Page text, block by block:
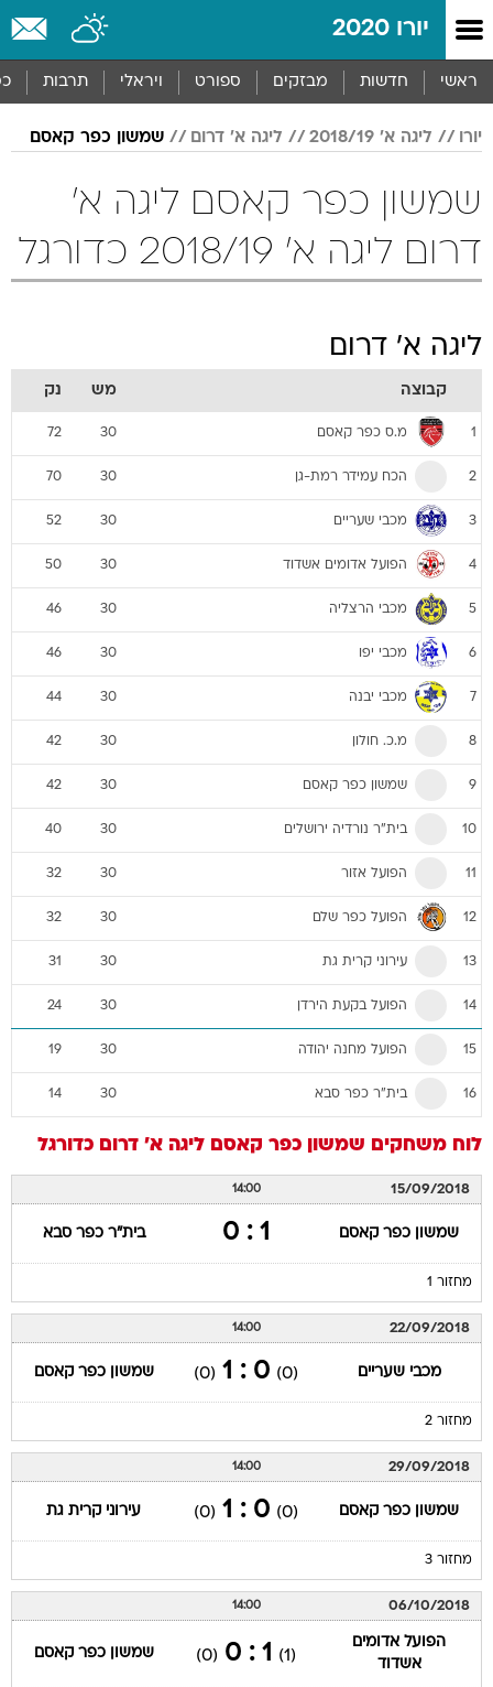
יורו 2020
ראשי חדשות מבזקים ספורט ויראלי תרבות
יורו ליגה א' 2018/19 ליגה א' דרום שמשון כפר קאסם
שמשון כפר קאסם ליגה א'
דרום ליגה א' 2018/19 כדורגל
ליגה א' דרום
קבוצה מש נק
1 מ.ס כפר קאסם 30
72
2 הכח עמידר רמת-גן 30
70
3 מכבי שעריים 30
52
4 הפועל אדומים אשדוד 30
50
5 מכבי הרצליה 30
46
6 מכבי יפו 30
46
7 מכבי יבנה 30
44
8 מ.כ. חולון 30
42
9 שמשון כפר קאסם 30
42
10 בית"ר נורדיה ירושלים 30
40
11 הפועל אזור 30
32
12 הפועל כפר שלם 30
32
13 עירוני קרית גת 30
31
14 הפועל בקעת הירדן 30
24
15 הפועל מחנה יהודה 30
19
16 בית"ר כפר סבא 30
14
לוח משחקים שמשון כפר קאסם ליגה א' דרום כדורגל
15/09/2018
14:00
שמשון כפר קאסם 1 : 0 בית"ר כפר סבא
מחזור 1
22/09/2018
14:00
מכבי שעריים (0)
0 : 1
(0) שמשון כפר קאסם
מחזור 2
29/09/2018
14:00
שמשון כפר קאסם (0)
0 : 1
(0) עירוני קרית גת
מחזור 3
06/10/2018
14:00
הפועל אדומים
אשדוד
(1)
1 : 0
(0) שמשון כפר קאסם